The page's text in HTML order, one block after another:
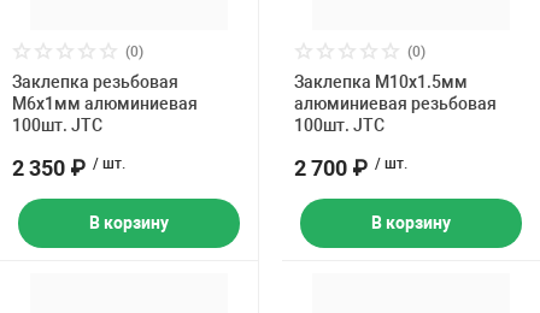
(0)
Заклепка резьбовая
M6х1мм алюминиевая
100шт. JTC
2 350 ₽ / шт.
В корзину
(0)
Заклепка M10х1.5мм
алюминиевая резьбовая
100шт. JTC
2 700 ₽ / шт.
В корзину